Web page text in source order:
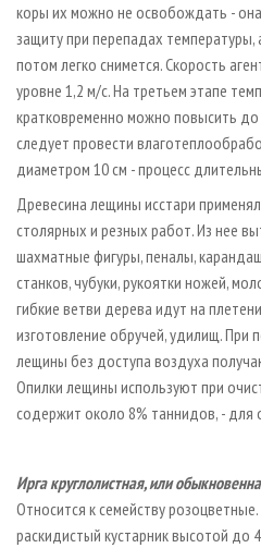
коры их можно не освобождать -
защиту при перепадах температуры,
потом легко снимется. Скорость
уровне 1,2 м/с. На третьем этапе
кратковременно можно повысить до
следует провести
диаметром 10 см - процесс
Древесина лещины исстари
столярных и резных работ. Из нее
шахматные фигуры, пеналы,
станков, чубуки, рукоятки ножей,
гибкие ветви дерева идут на
изготовление обручей, удилищ. При
лещины без доступа воздуха
Опилки лещины используют при
содержит около 8% таннидов, - для
Ирга круглолистная, или
Относится к семейству
раскидистый кустарник высотой до